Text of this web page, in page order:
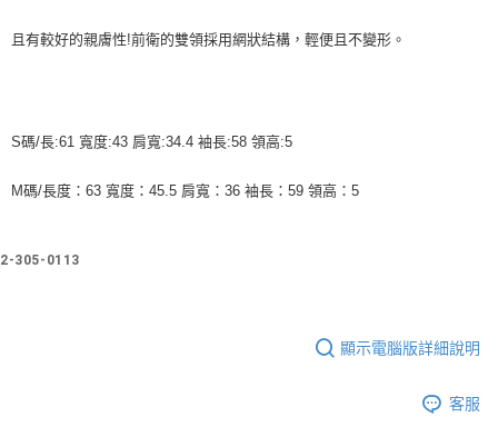
每筆NT$60
且有較好的親膚性!前衛的雙領採用網狀結構，輕便且不變形。
S碼/長:61 寬度:43 肩寬:34.4 袖長:58 領高:5
M碼/長度：63 寬度：45.5 肩寬：36 袖長：59 領高：5
2-305-0113
顯示電腦版詳細說明
客服